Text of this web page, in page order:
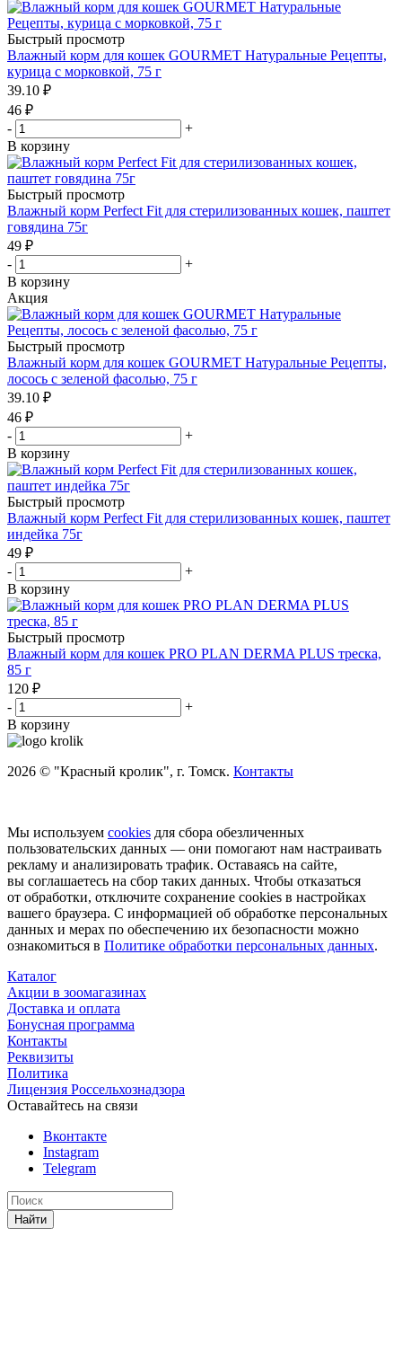
Быстрый просмотр
Влажный корм для кошек GOURMET Натуральные Рецепты,
курица с морковкой, 75 г
39.10 ₽
46 ₽
-
+
В корзину
Быстрый просмотр
Влажный корм Perfect Fit для стерилизованных кошек, паштет
говядина 75г
49 ₽
-
+
В корзину
Акция
Быстрый просмотр
Влажный корм для кошек GOURMET Натуральные Рецепты,
лосось с зеленой фасолью, 75 г
39.10 ₽
46 ₽
-
+
В корзину
Быстрый просмотр
Влажный корм Perfect Fit для стерилизованных кошек, паштет
индейка 75г
49 ₽
-
+
В корзину
Быстрый просмотр
Влажный корм для кошек PRO PLAN DERMA PLUS треска,
85 г
120 ₽
-
+
В корзину
2026 © "Красный кролик", г. Томск. Контакты
Мы используем cookies для сбора обезличенных
пользовательских данных — они помогают нам настраивать
рекламу и анализировать трафик. Оставаясь на сайте,
вы соглашаетесь на сбор таких данных. Чтобы отказаться
от обработки, отключите сохранение cookies в настройках
вашего браузера. С информацией об обработке персональных
данных и мерах по обеспечению их безопасности можно
ознакомиться в Политике обработки персональных данных.
Каталог
Акции в зоомагазинах
Доставка и оплата
Бонусная программа
Контакты
Реквизиты
Политика
Лицензия Россельхознадзора
Оставайтесь на связи
Вконтакте
Instagram
Telegram
Найти